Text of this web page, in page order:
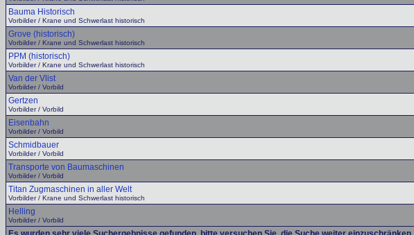
Bauma Historisch
Vorbilder / Krane und Schwerlast historisch
Grove (historisch)
Vorbilder / Krane und Schwerlast historisch
PPM (historisch)
Vorbilder / Krane und Schwerlast historisch
Van der Vlist
Vorbilder / Vorbild
Gertzen
Vorbilder / Vorbild
Eisenbahn
Vorbilder / Vorbild
Schmidbauer
Vorbilder / Vorbild
Transporte von Baumaschinen
Vorbilder / Vorbild
Titan Zugmaschinen in aller Welt
Vorbilder / Krane und Schwerlast historisch
Helling
Vorbilder / Vorbild